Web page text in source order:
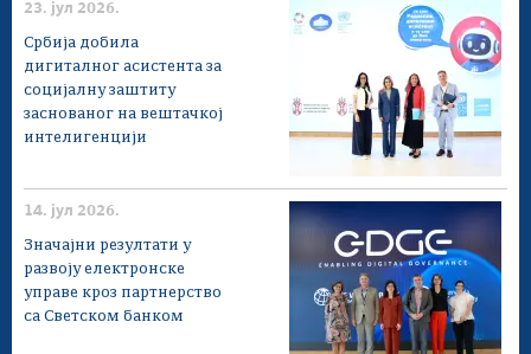
23. јул 2026.
Србија добила
дигиталног асистента за
социјалну заштиту
заснованог на вештачкој
интелигенцији
14. јул 2026.
Значајни резултати у
развоју електронске
управе кроз партнерство
са Светском банком